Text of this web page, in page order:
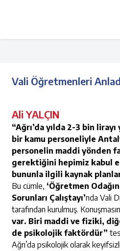
Vali Öğretmenleri
Ali YALÇIN
“Ağrı’da yılda 2-3 bin
bir kamu personeliyle
personelin maddi yönden
gerektiğini hepimiz kabul
bununla ilgili kaynak
Bu cümle, ‘Öğretmen
Sorunları Çalıştayı’nda Vali
tarafından kurulmuş.
var. Biri maddi ve fiziki,
de psikolojik faktördür”
Ağrı’da psikolojik olarak